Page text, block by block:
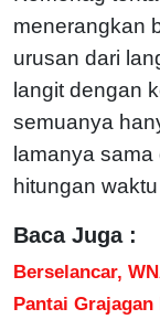
menerangkan
urusan dari
langit dengan
semuanya
lamanya
hitungan
Baca Juga :
Berselancar,
Pantai